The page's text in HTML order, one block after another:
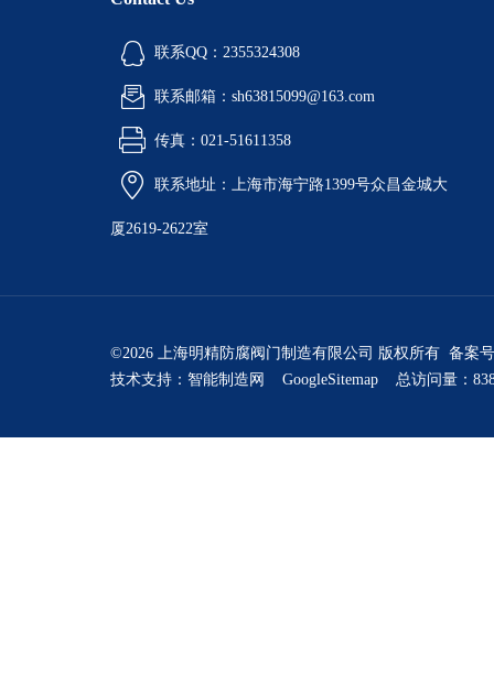
联系QQ：2355324308
联系邮箱：sh63815099@163.com
传真：021-51611358
联系地址：上海市海宁路1399号众昌金城大
厦2619-2622室
©2026 上海明精防腐阀门制造有限公司 版权所有 备案
技术支持： 智能制造网 GoogleSitemap 总访问量：